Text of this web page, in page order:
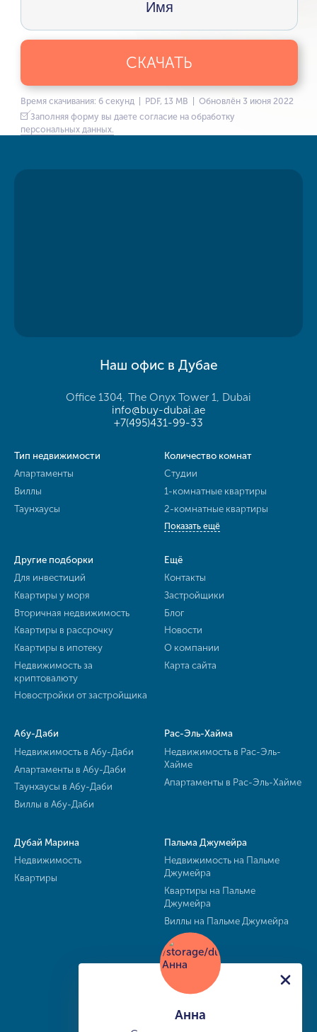
СКАЧАТЬ
Время скачивания: 6 секунд | PDF, 13 MB | Обновлён 3 июня 2022
Заполняя форму вы даете согласие на обработку
персональных данных.
Наш офис в Дубае
Office 1304, The Onyx Tower 1, Dubai
info@buy-dubai.ae
+7(495)431-99-33
Тип недвижимости
Апартаменты
Виллы
Таунхаусы
Количество комнат
Студии
1-комнатные квартиры
2-комнатные квартиры
Показать ещё
Другие подборки
Для инвестиций
Квартиры у моря
Вторичная недвижимость
Квартиры в рассрочку
Квартиры в ипотеку
Недвижимость за
криптовалюту
Новостройки от застройщика
Ещё
Контакты
Застройщики
Блог
Новости
О компании
Карта сайта
Абу-Даби
Недвижимость в Абу-Даби
Апартаменты в Абу-Даби
Таунхаусы в Абу-Даби
Виллы в Абу-Даби
Рас-Эль-Хайма
Недвижимость в Рас-Эль-
Хайме
Апартаменты в Рас-Эль-Хайме
Дубай Марина
Недвижимость
Квартиры
Пальма Джумейра
Недвижимость на Пальме
Джумейра
Квартиры на Пальме
Джумейра
Виллы на Пальме Джумейра
Анна